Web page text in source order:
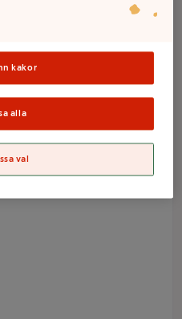
Eko
ICA
mellan butikerna
kakor
alla
val